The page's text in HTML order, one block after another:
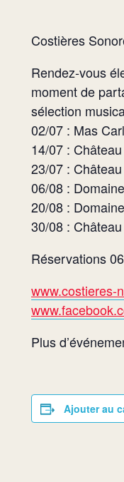
Costières
Rendez-vous
moment de
sélection
02/07 : Mas
14/07 :
23/07 :
06/08 :
20/08 :
30/08 :
Réservations
www.costieres-
Plus
Ajouter au